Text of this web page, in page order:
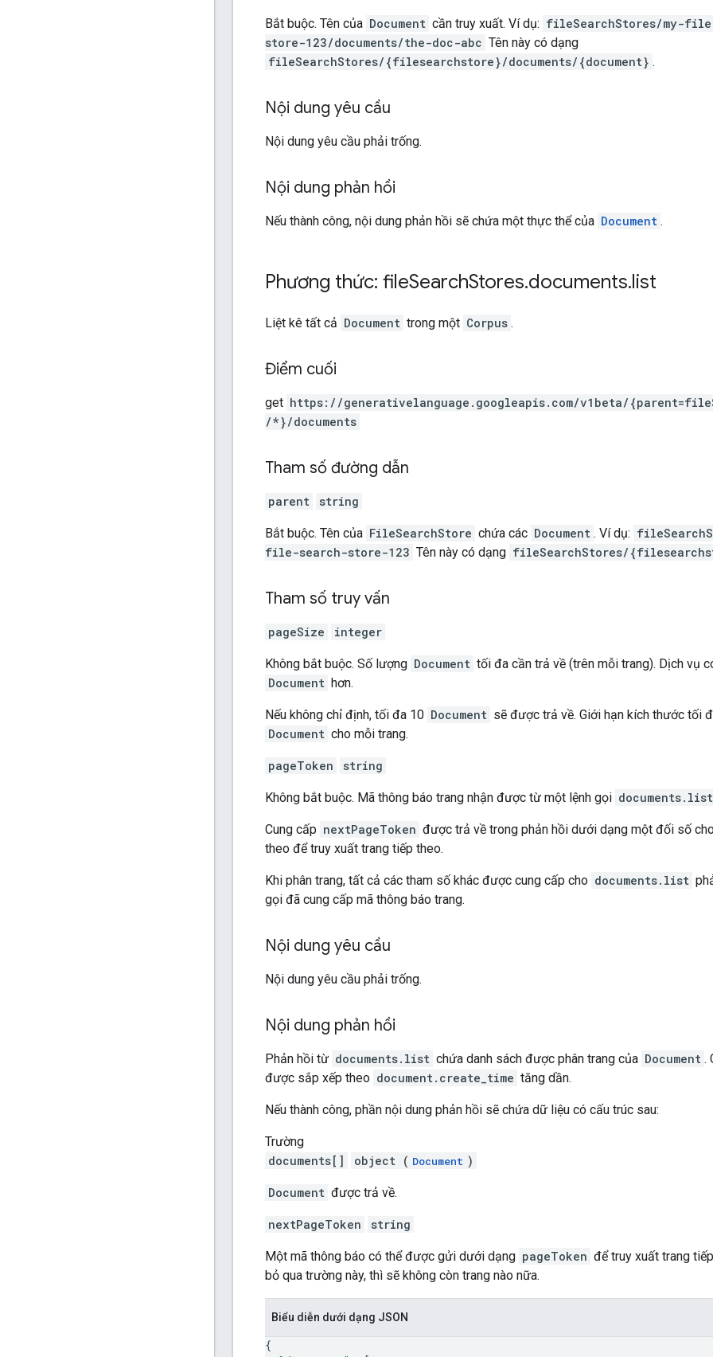
Bắt buộc. Tên của Document cần truy xuất. Ví dụ: fileSearchStores/my-
store-123/documents/the-doc-abc Tên này có dạng
fileSearchStores/{filesearchstore}/documents/{document} .
Nội dung yêu cầu
Nội dung yêu cầu phải trống.
Nội dung phản hồi
Nếu thành công, nội dung phản hồi sẽ chứa một thực thể của Document .
Phương thức: fileSearchStores.documents.list
Liệt kê tất cả Document trong một Corpus .
Điểm cuối
get https: / /generativelanguage.googleapis.com/v1beta/
/*}/documents
Tham số đường dẫn
parent string
Bắt buộc. Tên của FileSearchStore chứa các Document . Ví dụ:
file-search-store-123 Tên này có dạng fileSearchStores/
Tham số truy vấn
pageSize integer
Không bắt buộc. Số lượng Document tối đa cần trả về (trên mỗi trang). Dịch vụ
Document hơn.
Nếu không chỉ định, tối đa 10 Document sẽ được trả về. Giới hạn kích thước tối
Document cho mỗi trang.
pageToken string
Không bắt buộc. Mã thông báo trang nhận được từ một lệnh gọi documents.list
Cung cấp nextPageToken được trả về trong phản hồi dưới dạng một đối số
theo để truy xuất trang tiếp theo.
Khi phân trang, tất cả các tham số khác được cung cấp cho documents.list
gọi đã cung cấp mã thông báo trang.
Nội dung yêu cầu
Nội dung yêu cầu phải trống.
Nội dung phản hồi
Phản hồi từ documents.list chứa danh sách được phân trang của Document .
được sắp xếp theo document.create_time tăng dần.
Nếu thành công, phần nội dung phản hồi sẽ chứa dữ liệu có cấu trúc sau:
Trường
documents[]
object ( Document )
Document được trả về.
nextPageToken string
Một mã thông báo có thể được gửi dưới dạng pageToken để truy xuất trang
bỏ qua trường này, thì sẽ không còn trang nào nữa.
Biểu diễn dưới dạng JSON
{